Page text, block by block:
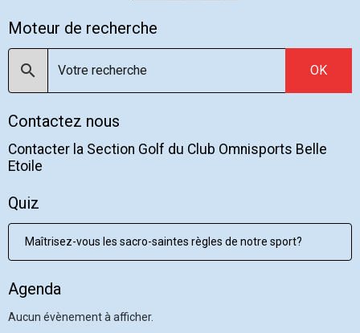
Moteur de recherche
OK
Contactez nous
Contacter la Section Golf du Club Omnisports Belle
Etoile
Quiz
Maîtrisez-vous les sacro-saintes règles de notre sport?
Agenda
Aucun évènement à afficher.